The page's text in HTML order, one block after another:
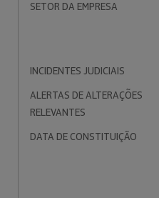
SETOR DA EMPRESA
INCIDENTES JUDICIAIS
ALERTAS DE ALTERAÇÕES
RELEVANTES
DATA DE CONSTITUIÇÃO